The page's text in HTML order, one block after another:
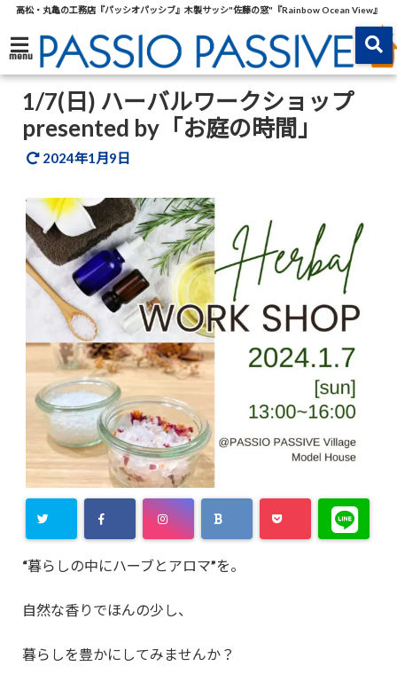
高松・丸亀の工務店『パッシオパッシブ』木製サッシ"佐藤の窓"『Rainbow Ocean View』
menu
1/7(日) ハーバルワークショップ
presented by「お庭の時間」
2024年1月9日
“暮らしの中にハーブとアロマ”を。
自然な香りでほんの少し、
暮らしを豊かにしてみませんか？